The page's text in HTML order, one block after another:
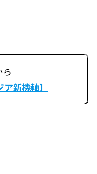
ら
新機軸】